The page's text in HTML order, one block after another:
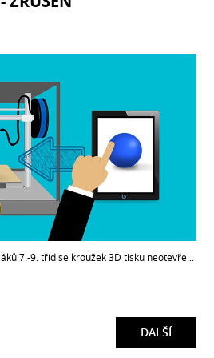
7.-9. tříd se kroužek 3D tisku neotevře...
DALŠÍ